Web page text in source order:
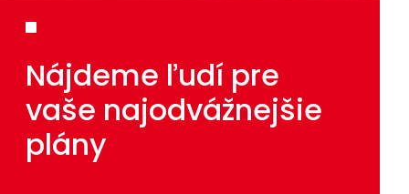
Nájdeme ľudí pre
vaše najodvážnejšie
plány